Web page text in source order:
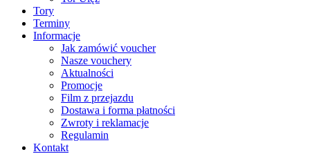
Tory
Terminy
Informacje
Jak zamówić voucher
Nasze vouchery
Aktualności
Promocje
Film z przejazdu
Dostawa i forma płatności
Zwroty i reklamacje
Regulamin
Kontakt